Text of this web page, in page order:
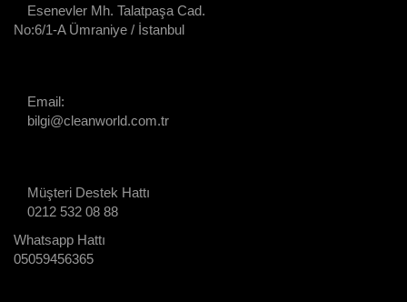
Esenevler Mh. Talatpaşa Cad.
No:6/1-A Ümraniye / İstanbul
Email:
bilgi@cleanworld.com.tr
Müşteri Destek Hattı
0212 532 08 88
Whatsapp Hattı
05059456365